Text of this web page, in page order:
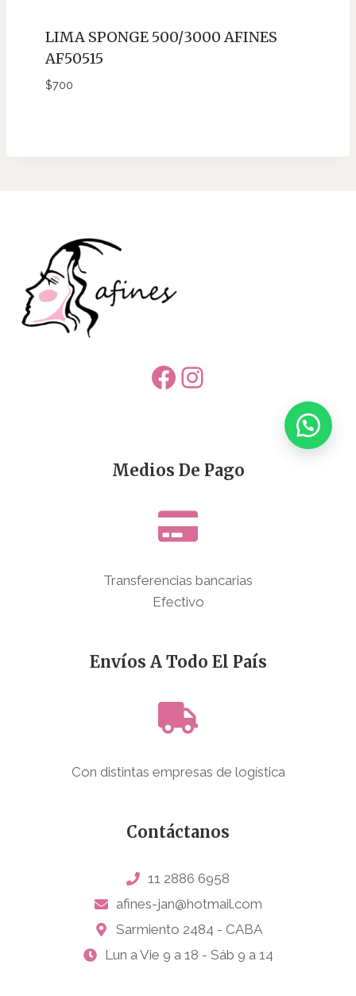
LIMA SPONGE 500/3000 AFINES
AF50515
$700
Facebook
Instagram
Medios De Pago
Transferencias bancarias
Efectivo
Envíos A Todo El País
Con distintas empresas de logística
Contáctanos
11 2886 6958
afines-jan@hotmail.com
Sarmiento 2484 - CABA
Lun a Vie 9 a 18 - Sáb 9 a 14